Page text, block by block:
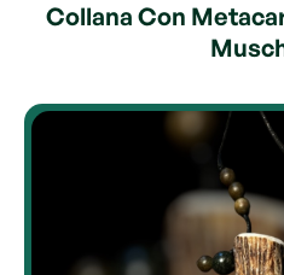
Collana Con